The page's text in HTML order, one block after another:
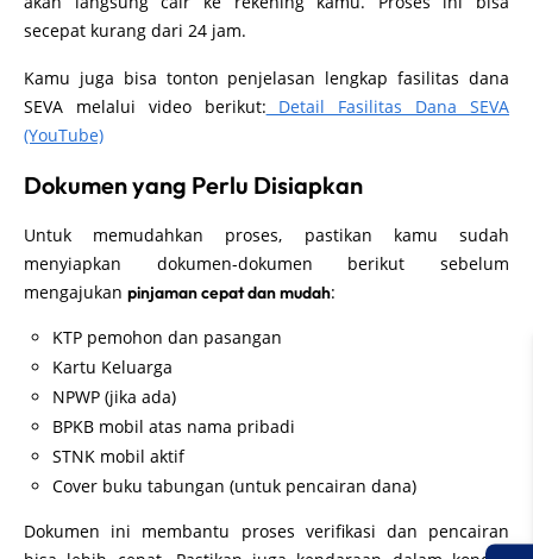
secepat kurang dari 24 jam.
Kamu juga bisa tonton penjelasan lengkap fasilitas dana
SEVA melalui video berikut: Detail Fasilitas Dana SEVA
(YouTube)
Dokumen yang Perlu Disiapkan
Untuk memudahkan proses, pastikan kamu sudah
menyiapkan dokumen-dokumen berikut sebelum
mengajukan pinjaman cepat dan mudah:
KTP pemohon dan pasangan
Kartu Keluarga
NPWP (jika ada)
BPKB mobil atas nama pribadi
STNK mobil aktif
Cover buku tabungan (untuk pencairan dana)
Dokumen ini membantu proses verifikasi dan pencairan